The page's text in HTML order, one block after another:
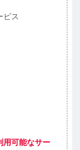
ビス
用可能なサー